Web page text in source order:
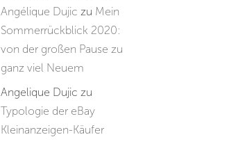
Angélique Dujic zu Mein
Sommerrückblick 2020:
von der großen Pause zu
ganz viel Neuem
Angelique Dujic zu
Typologie der eBay
Kleinanzeigen-Käufer